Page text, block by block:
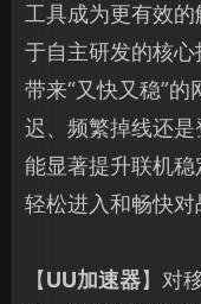
工具成为更有效
于自主研发的核
带来“又快又稳”
迟、频繁掉线还
能显著提升联机
轻松进入和畅快对
【UU加速器】对